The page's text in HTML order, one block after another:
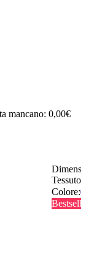
mancano: 0,00€
Colore: